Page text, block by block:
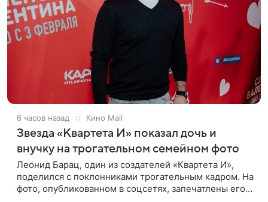
6 часов назад Кино Mail
Звезда «Квартета И» показал дочь и
внучку на трогательном семейном фото
Леонид Барац, один из создателей «Квартета И»,
поделился с поклонниками трогательным кадром. На
фото, опубликованном в соцсетях, запечатлены его